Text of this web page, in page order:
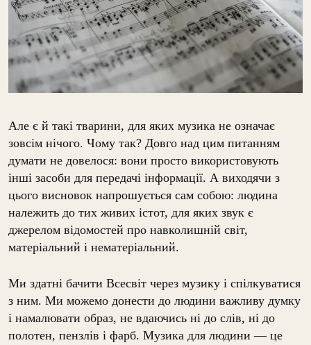
Але є й такі тварини, для яких музика не означає
зовсім нічого. Чому так? Довго над цим питанням
думати не довелося: вони просто використовують
інші засоби для передачі інформації. А виходячи з
цього висновок напрошується сам собою: людина
належить до тих живих істот, для яких звук є
джерелом відомостей про навколишній світ,
матеріальний і нематеріальний.
Ми здатні бачити Всесвіт через музику і спілкуватися
з ним. Ми можемо донести до людини важливу думку
і намалювати образ, не вдаючись ні до слів, ні до
полотен, пензлів і фарб. Музика для людини — це